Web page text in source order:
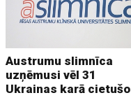
Austrumu slimnīca
uzņēmusi vēl 31
Ukrainas karā cietušo